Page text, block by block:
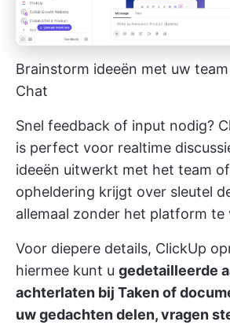
Brainstorm ideeën met uw
Chat
Snel feedback of input nodig?
is perfect voor realtime
ideeën uitwerkt met het team
opheldering krijgt over sleutel
allemaal zonder het platform te
Voor diepere details, ClickUp
hiermee kunt u gedetailleerde
achterlaten bij Taken of
uw gedachten delen, vragen